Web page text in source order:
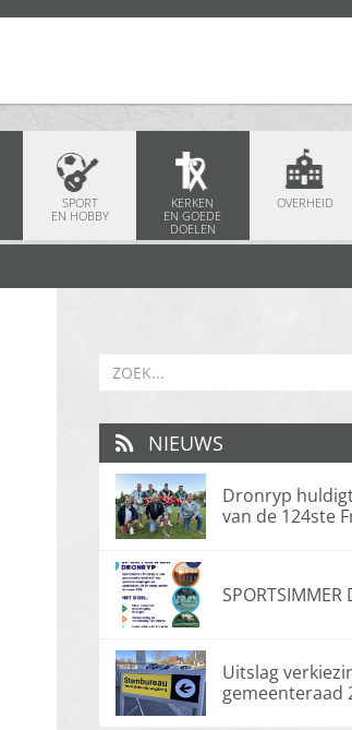
SPORT
EN HOBBY
KERKEN
EN GOEDE
DOELEN
OVERHEID
NIEUWS
Dronryp
van de 124ste
SPORTSIMMER
Uitslag
gemeenteraad